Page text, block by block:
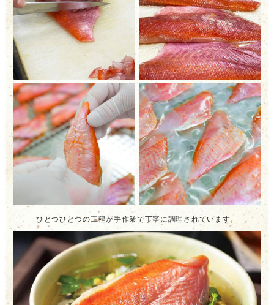
ひとつひとつの工程が手作業で丁寧に調理されています。